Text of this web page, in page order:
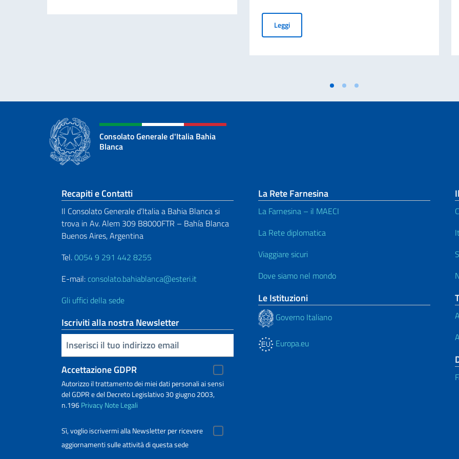
LeggiDiplomatura en Estudios y Gestión de Instituciones de
Consolato Generale d'Italia Bahia
Blanca
Sezione footer
Recapiti e Contatti
Il Consolato Generale d’Italia a Bahia Blanca si
trova in Av. Alem 309 B8000FTR – Bahía Blanca
Buenos Aires, Argentina
Tel.0054 9 291 442 8255
E-mail: consolato.bahiablanca@esteri.it
Gli uffici della sede
Iscriviti alla nostra Newsletter
Inserisci la tua email
Accettazione GDPR
Autorizzo il trattamento dei miei dati personali ai sensi
del GDPR e del Decreto Legislativo 30 giugno 2003,
n.196PrivacyNote Legali
Sì, voglio iscrivermi alla Newsletter per ricevere
aggiornamenti sulle attività di questa sede
La Rete Farnesina
La Farnesina – il MAECI
La Rete diplomatica
Viaggiare sicuri
Dove siamo nel mondo
Le Istituzioni
Governo Italiano
Europa.eu